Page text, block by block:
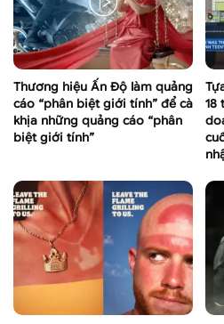
Thương hiệu Ấn Độ làm quảng
cáo “phân biệt giới tính” để cà
khịa những quảng cáo “phân
biệt giới tính”
18